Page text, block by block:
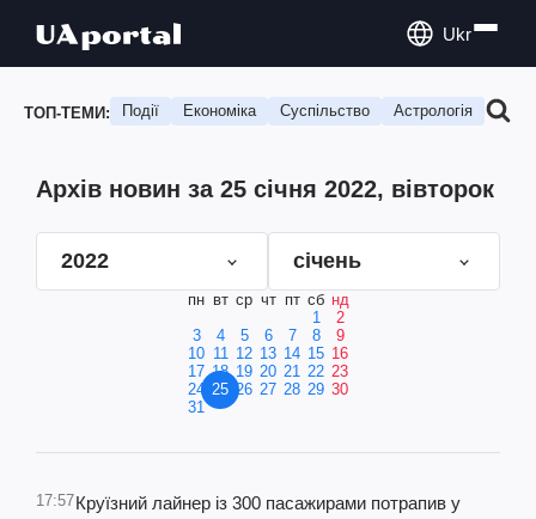
Ukr
ТОП-ТЕМИ: Події Економіка Суспільство Астрологія
Архів новин за 25 січня 2022, вівторок
2022 січень
пн вт ср чт пт сб нд
1
2
3
4 5 6 7 8
9
10 11 12 13 14 15 16
17 18 19 20 21 22 23
24 25 26 27 28 29 30
31
17:57Круїзний лайнер із 300 пасажирами потрапив у